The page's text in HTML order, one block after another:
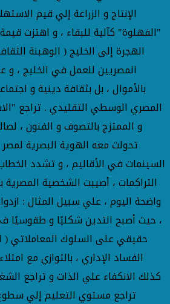
الإنتاج و الزراعة إلي قيم
"الفهلوة" كآلية للبقاء ، و اهتزت
الهجرة إلى الخليج ( الوهبنة
المصريين للعمل في الخليج ،
بالأموال ، بل بثقافة دينية و
المصري الوسطي التقليدي . تراجع
و الممتزج بالتصوف و الفنون ،
تحولت معه الهوية البصرية لمصر
السينمات في الأقاليم ، و تشدد
التراكمات ، أصيبت الشخصية المصرية
واضحة اليوم ، علي سبيل المثال :
، حيث أصبح التدين شكليًا و طقوسيًا
حقيقي على السلوك المعاملاتي (
الفساد الإداري ، بالتوازي مع
كذلك الانكفاء علي الذات و تراجع
تراجع مستوي التعليم إلي